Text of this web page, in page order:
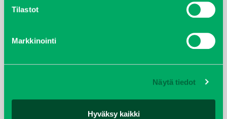
Tilastot
Markkinointi
Näytä tiedot
Hyväksy kaikki
helmikuu 2019